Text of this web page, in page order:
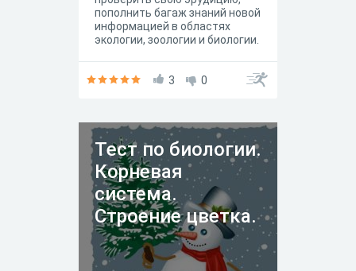
пополнить багаж знаний новой
информацией в областях
экологии, зоологии и биологии.
3 0
Тест по биологии.
Корневая
система.
Строение цветка.